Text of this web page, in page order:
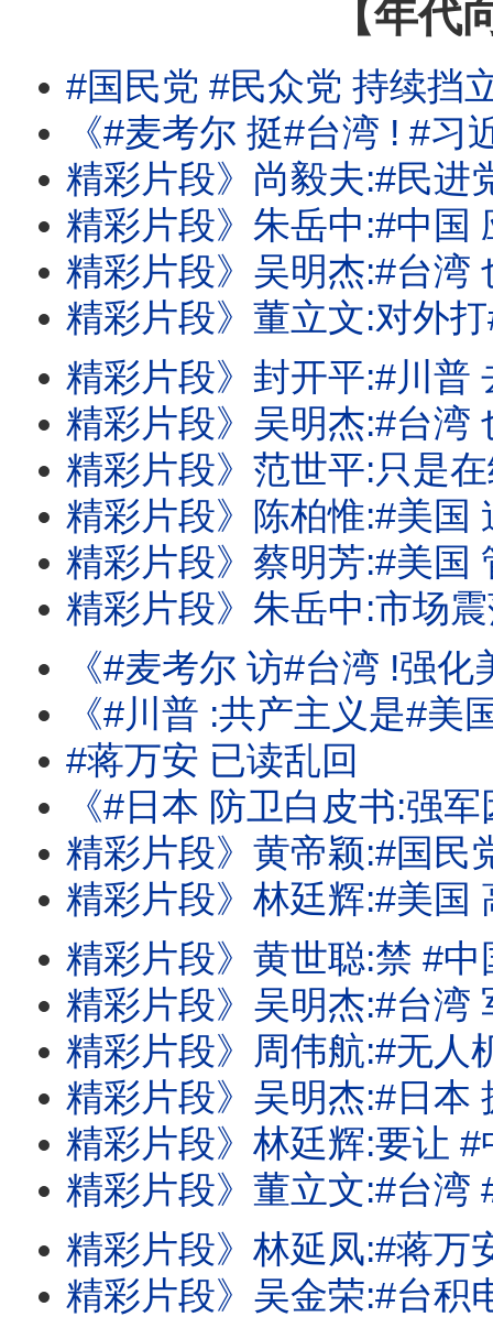
【年代
#国民党 #民众党 持续挡
《#麦考尔 挺#台湾 ! #习近平 国师:#台湾 没有下一次的选举!
精彩片段》尚毅夫:#民进党 对立
精彩片段》朱岳中:#中国 应该
精彩片段》吴明杰:#台湾 也有
精彩片段》董立文:对外打#中国 .
精彩片段》封开平:#川普 去
精彩片段》吴明杰:#台湾 也全面
精彩片段》范世平:只是在给#中国
精彩片段》陈柏惟:#美国 迫切关
精彩片段》蔡明芳:#美国 管制持续.#台
精彩片段》朱岳中:市场震荡还
《#麦考尔 访#台湾 !强化美台国安合作!#汉光演习 应对#中国 的
《#川普 :共产主义是#美国 最大威胁!#苏姿丰 :AMD的AI需求
#蒋万安 已读乱回
《#日本 防卫白皮书:强军因应#中俄 威胁!#麦考尔 :#中国 武统#台湾
精彩片段》黄帝颖:#国民党
精彩片段》林廷辉:#美国 高科
精彩片段》黄世聪:禁 #中国 当然
精彩片段》吴明杰:#台湾 军方
精彩片段》周伟航:#无人机 审议可
精彩片段》吴明杰:#日本 拥有反
精彩片段》林廷辉:要让 #中国 根
精彩片段》董立文:#台湾 #美国 军事合
精彩片段》林延凤:#蒋万安 完全
精彩片段》吴金荣:#台积电 霸主地位